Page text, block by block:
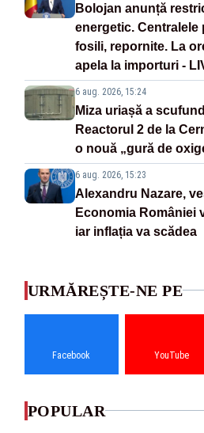
Bolojan anunță
energetic.
fosili, repornite. La
apela la importuri -
6 aug. 2026, 15:24
Miza uriașă a
Reactorul 2 de la
o nouă „gură de
6 aug. 2026, 15:23
Alexandru Nazare,
Economia României
iar inflația va scădea
URMĂREȘTE-NE PE
Facebook YouTube
POPULAR